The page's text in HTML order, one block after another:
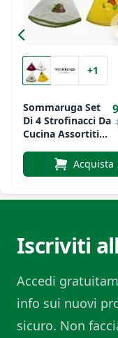
+1
Sommaruga Set
Di 4 Strofinacci Da
Cucina Assortiti
Cotone
Acquista
Iscriviti
Accedi
info sui nuovi
sicuro. Non